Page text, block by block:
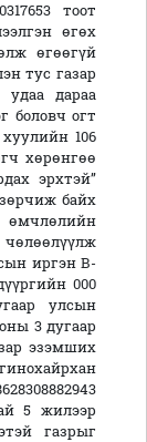
тоот
өгөх
өгөөгүй
тус газар
дараа
боловч огт
106
хөрөнгөө
эрхтэй”
байх
иргэн В-
000
улсын
3 дугаар
эзэмших
5 жилээр
газрыг